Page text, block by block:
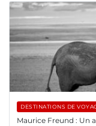
DESTINATIONS DE
Maurice Freund : Un